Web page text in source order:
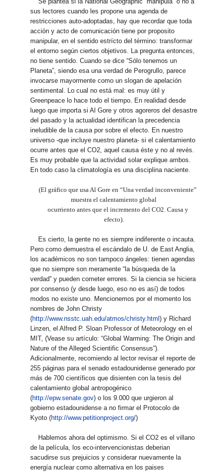
sus lectores cuando les propone una agenda de
restricciones auto-adoptadas, hay que recordar que toda
acción y acto de comunicación tiene por proposito
manipular, en el sentido estrícto del término: transformar
el entorno según ciertos objetivos. La pregunta entonces,
no tiene sentido. Cuando se dice “Sólo tenemos un
Planeta”, siendo esa una verdad de Perogrullo, parece
invocarse mayormente como un slogan de apelación
sentimental. Lo cual no está mal: es muy útil y
Greenpeace lo hace todo el tiempo. En realidad desde
luego que importa si Al Gore y otros agoreros del desastre
del pasado y la actualidad identifican la precedencia
ineludible de la causa por sobre el efecto. En nuestro
universo -que incluye nuestro planeta- si el calentamiento
ocurre antes que el CO2, aquel causa éste y no al revés.
Es muy probable que la actividad solar explique ambos.
En todo caso la climatología es una disciplina naciente.
(El gráfico que usa Al Gore en “Una verdad inconveniente”
muestra el calentamiento global
ocurriento antes que el incremento del CO2. Causa y
efecto).
Es cierto, la gente no es siempre indiferente o incauta.
Pero como demuestra el escándalo de U. de East Anglia,
los académicos no son tampoco ángeles: tienen agendas
que no siempre son meramente “la búsqueda de la
verdad” y pueden cometer errores. Si la ciencia se hiciera
por consenso (y desde luego, eso no es así) de todos
modos no existe uno. Mencionemos por el momento los
nombres de John Christy
(http://www.nsstc.uah.edu/atmos/christy.html) y Richard
Linzen, el Alfred P. Sloan Professor of Meteorology en el
MIT, (Vease su artículo: “Global Warming: The Origin and
Nature of the Alleged Scientific Consensus”).
Adicionalmente, recomiendo al lector revisar el reporte de
255 páginas para el senado estadounidense generado por
más de 700 científicos que disienten con la tesis del
calentamiento global antropogénico
(http://epw.senate.gov) o los 9.000 que urgieron al
gobierno estadounidense a no firmar el Protocolo de
Kyoto (http://www.petitionproject.org/)
Hablemos ahora del optimismo. Si el CO2 es el villano
de la película, los eco-intervencionistas deberian
sacudirse sus prejuicios y considerar nuevamente la
energía nuclear como alternativa en los paises